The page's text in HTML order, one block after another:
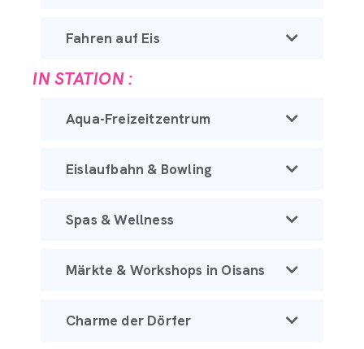
Fahren auf Eis
IN STATION :
Aqua-Freizeitzentrum
Eislaufbahn & Bowling
Spas & Wellness
Märkte & Workshops in Oisans
Charme der Dörfer